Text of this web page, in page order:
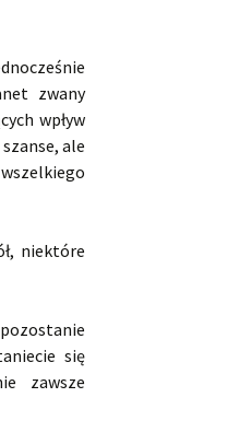
zwany
wpływ
ale
niektóre
się
zawsze